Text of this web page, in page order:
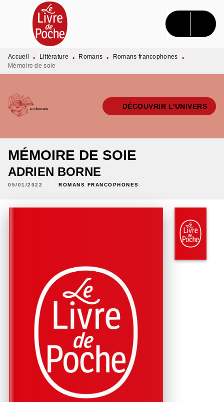
MENU RECHERCHE CONTENU
PIED DE PAGE
Accueil • Littérature • Romans • Romans francophones
•
Mémoire de soie
DÉCOUVRIR L'UNIVERS
MÉMOIRE DE SOIE
ADRIEN BORNE
05/01/2022 ROMANS FRANCOPHONES